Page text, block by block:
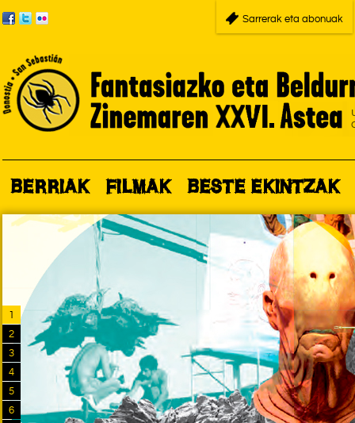
Sarrerak eta abonuak
BERRIAK FILMAK BESTE EKINTZAK
1
2
3
4
5
6